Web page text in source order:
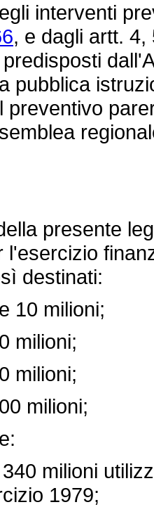
interventi
, e dagli artt.
pubblica
preventivo
presente
l'esercizio
destinati:
10 milioni;
milioni;
milioni;
milioni;
milioni
1979;